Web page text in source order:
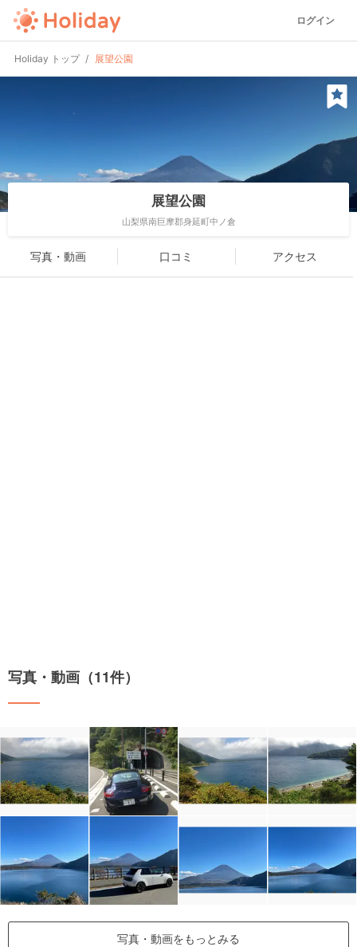
ログイン
Holiday トップ 展望公園
展望公園
山梨県南巨摩郡身延町中ノ倉
写真・動画 口コミ アクセス
写真・動画（11件）
写真・動画をもっとみる